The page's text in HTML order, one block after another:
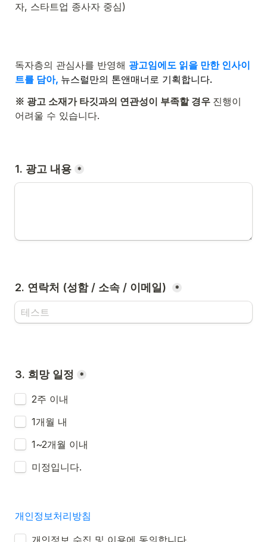
자, 스타트업 종사자 중심)
독자층의 관심사를 반영해 광고임에도 읽을 만한 인사이
트를 담아, 뉴스럴만의 톤앤매너로 기획합니다.
※ 광고 소재가 타깃과의 연관성이 부족할 경우 진행이
어려울 수 있습니다.
1. 광고 내용 *
2. 연락처 (성함 / 소속 / 이메일) *
*
1개월 내
개인정보처리방침
Untitled checkboxes field
개인정보 수집 및 이용에 동의합니다.